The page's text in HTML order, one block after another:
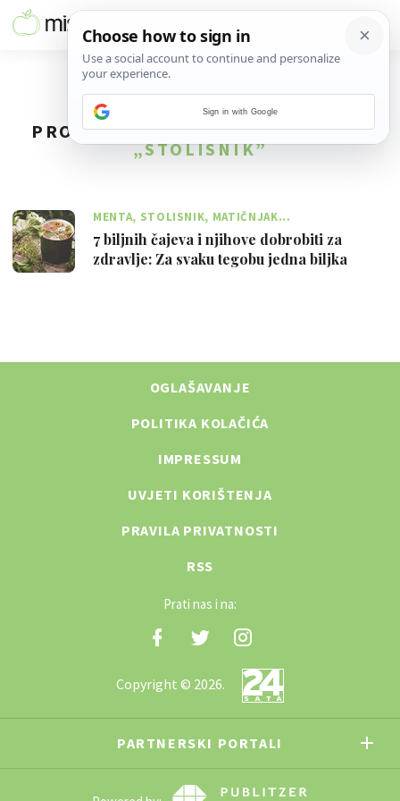
PRONAĐENO1REZULTATA ZA TAG
„STOLISNIK”
MENTA, STOLISNIK, MATIČNJAK...
7 biljnih čajeva i njihove dobrobiti za
zdravlje: Za svaku tegobu jedna biljka
OGLAŠAVANJE
POLITIKA KOLAČIĆA
IMPRESSUM
UVJETI KORIŠTENJA
PRAVILA PRIVATNOSTI
RSS
Prati nas i na:
Copyright © 2026.
PARTNERSKI PORTALI
Sign in with Google